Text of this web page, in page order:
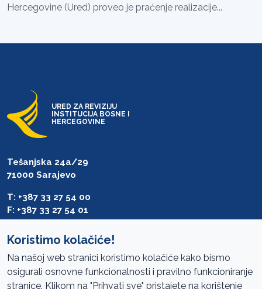
Hercegovine (Ured) proveo je praćenje realizacije...
URED ZA REVIZIJU
INSTITUCIJA BOSNE I
HERCEGOVINE
Tešanjska 24a/29
71000 Sarajevo
T: +387 33 27 54 00
F: +387 33 27 54 01
Pristup informacijama
Koristimo kolačiće!
Na našoj web stranici koristimo kolačiće kako bismo
osigurali osnovne funkcionalnosti i pravilno funkcioniranje
stranice. Klikom na "Prihvati sve" pristajete na korištenje